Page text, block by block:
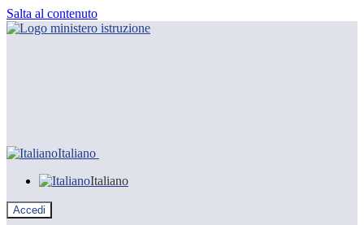
Salta al contenuto
Italiano
Italiano
Accedi